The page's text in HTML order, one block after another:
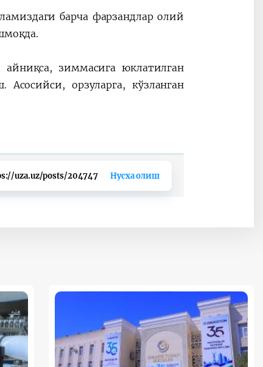
барча фарзандлар олий
зиммасига юклатилган
орзуларга, кўзланган
uza.uz/posts/204747 Нусха олиш